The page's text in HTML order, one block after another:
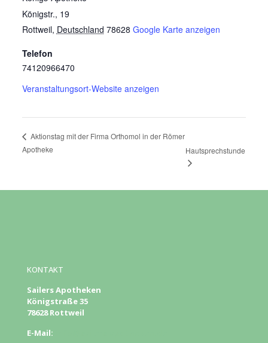
Königstr., 19
Rottweil, Deutschland 78628 Google Karte anzeigen
Telefon
74120966470
Veranstaltungsort-Website anzeigen
Aktionstag mit der Firma Orthomol in der Römer
Apotheke
Hautsprechstunde
KONTAKT
Sailers Apotheken
Königstraße 35
78628 Rottweil
E-Mail: